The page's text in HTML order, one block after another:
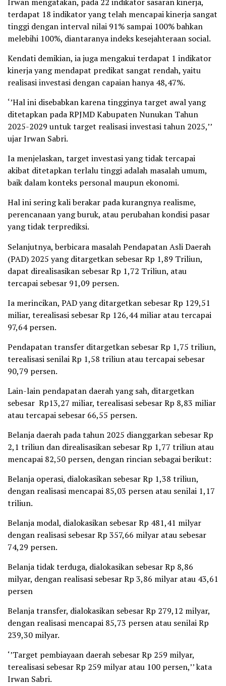
terdapat 18 indikator yang telah mencapai kinerja sangat
tinggi dengan interval nilai 91% sampai 100% bahkan
melebihi 100%, diantaranya indeks kesejahteraan social.
Kendati demikian, ia juga mengakui terdapat 1 indikator
kinerja yang mendapat predikat sangat rendah, yaitu
realisasi investasi dengan capaian hanya 48,47%.
‘’Hal ini disebabkan karena tingginya target awal yang
ditetapkan pada RPJMD Kabupaten Nunukan Tahun
2025-2029 untuk target realisasi investasi tahun 2025,’’
ujar Irwan Sabri.
Ia menjelaskan, target investasi yang tidak tercapai
akibat ditetapkan terlalu tinggi adalah masalah umum,
baik dalam konteks personal maupun ekonomi.
Hal ini sering kali berakar pada kurangnya realisme,
perencanaan yang buruk, atau perubahan kondisi pasar
yang tidak terprediksi.
Selanjutnya, berbicara masalah Pendapatan Asli Daerah
(PAD) 2025 yang ditargetkan sebesar Rp 1,89 Triliun,
dapat direalisasikan sebesar Rp 1,72 Triliun, atau
tercapai sebesar 91,09 persen.
Ia merincikan, PAD yang ditargetkan sebesar Rp 129,51
miliar, terealisasi sebesar Rp 126,44 miliar atau tercapai
97,64 persen.
Pendapatan transfer ditargetkan sebesar Rp 1,75 triliun,
terealisasi senilai Rp 1,58 triliun atau tercapai sebesar
90,79 persen.
Lain-lain pendapatan daerah yang sah, ditargetkan
sebesar Rp13,27 miliar, terealisasi sebesar Rp 8,83 miliar
atau tercapai sebesar 66,55 persen.
Belanja daerah pada tahun 2025 dianggarkan sebesar Rp
2,1 triliun dan direalisasikan sebesar Rp 1,77 triliun atau
mencapai 82,50 persen, dengan rincian sebagai berikut:
Belanja operasi, dialokasikan sebesar Rp 1,38 triliun,
dengan realisasi mencapai 85,03 persen atau senilai 1,17
triliun.
Belanja modal, dialokasikan sebesar Rp 481,41 milyar
dengan realisasi sebesar Rp 357,66 milyar atau sebesar
74,29 persen.
Belanja tidak terduga, dialokasikan sebesar Rp 8,86
milyar, dengan realisasi sebesar Rp 3,86 milyar atau 43,61
persen
Belanja transfer, dialokasikan sebesar Rp 279,12 milyar,
dengan realisasi mencapai 85,73 persen atau senilai Rp
239,30 milyar.
‘’Target pembiayaan daerah sebesar Rp 259 milyar,
terealisasi sebesar Rp 259 milyar atau 100 persen,’’ kata
Irwan Sabri.